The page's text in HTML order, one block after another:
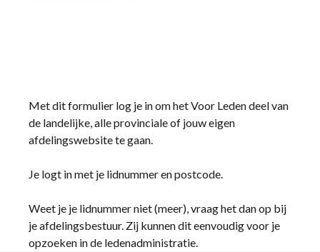
Met dit formulier log je in om het Voor Leden deel van
de landelijke, alle provinciale of jouw eigen
afdelingswebsite te gaan.
Je logt in met je lidnummer en postcode.
Weet je je lidnummer niet (meer), vraag het dan op bij
je afdelingsbestuur. Zij kunnen dit eenvoudig voor je
opzoeken in de ledenadministratie.